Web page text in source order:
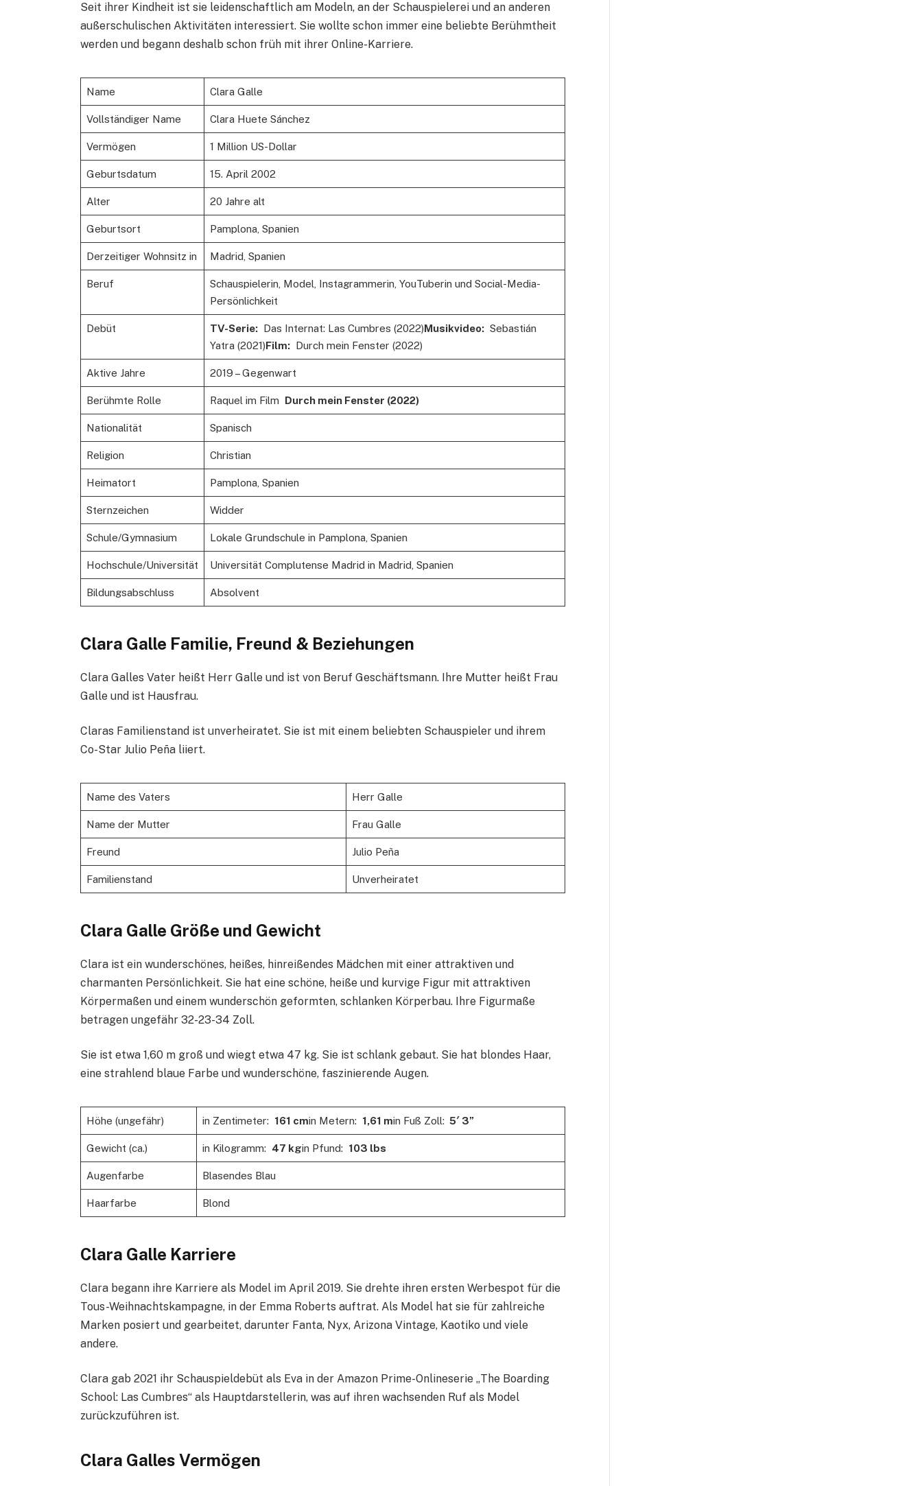
Seit ihrer Kindheit ist sie leidenschaftlich am Modeln, an der Schauspielerei und an anderen
außerschulischen Aktivitäten interessiert. Sie wollte schon immer eine beliebte Berühmtheit
werden und begann deshalb schon früh mit ihrer Online-Karriere.
Name Clara Galle
Vollständiger Name Clara Huete Sánchez
Vermögen 1 Million US-Dollar
Geburtsdatum 15. April 2002
Alter 20 Jahre alt
Geburtsort Pamplona, ​​Spanien
Derzeitiger Wohnsitz in Madrid, Spanien
Beruf
Schauspielerin, Model, Instagrammerin, YouTuberin und Social-Media-
Persönlichkeit
Debüt TV-Serie:Das Internat: Las Cumbres (2022)Musikvideo:Sebastián
Yatra (2021)Film:Durch mein Fenster (2022)
Aktive Jahre 2019 – Gegenwart
Berühmte Rolle Raquel im Film Durch mein Fenster (2022)
Nationalität Spanisch
Religion Christian
Heimatort Pamplona, ​​Spanien
Sternzeichen Widder
Schule/Gymnasium Lokale Grundschule in Pamplona, ​​Spanien
Hochschule/Universität Universität Complutense Madrid in Madrid, Spanien
Bildungsabschluss Absolvent
Clara Galle Familie, Freund & Beziehungen
Clara Galles Vater heißt Herr Galle und ist von Beruf Geschäftsmann. Ihre Mutter heißt Frau
Galle und ist Hausfrau.
Claras Familienstand ist unverheiratet. Sie ist mit einem beliebten Schauspieler und ihrem
Co-Star Julio Peña liiert.
Name des Vaters Herr Galle
Name der Mutter Frau Galle
Freund Julio Peña
Familienstand Unverheiratet
Clara Galle Größe und Gewicht
Clara ist ein wunderschönes, heißes, hinreißendes Mädchen mit einer attraktiven und
charmanten Persönlichkeit. Sie hat eine schöne, heiße und kurvige Figur mit attraktiven
Körpermaßen und einem wunderschön geformten, schlanken Körperbau. Ihre Figurmaße
betragen ungefähr 32-23-34 Zoll.
Sie ist etwa 1,60 m groß und wiegt etwa 47 kg. Sie ist schlank gebaut. Sie hat blondes Haar,
eine strahlend blaue Farbe und wunderschöne, faszinierende Augen.
Höhe (ungefähr) in Zentimeter: 161 cmin Metern: 1,61 min Fuß Zoll: 5′ 3”
Gewicht (ca.) in Kilogramm: 47 kgin Pfund: 103 lbs
Augenfarbe Blasendes Blau
Haarfarbe Blond
Clara Galle Karriere
Clara begann ihre Karriere als Model im April 2019. Sie drehte ihren ersten Werbespot für die
Tous-Weihnachtskampagne, in der Emma Roberts auftrat. Als Model hat sie für zahlreiche
Marken posiert und gearbeitet, darunter Fanta, Nyx, Arizona Vintage, Kaotiko und viele
andere.
Clara gab 2021 ihr Schauspieldebüt als Eva in der Amazon Prime-Onlineserie „The Boarding
School: Las Cumbres“ als Hauptdarstellerin, was auf ihren wachsenden Ruf als Model
zurückzuführen ist.
Clara Galles Vermögen